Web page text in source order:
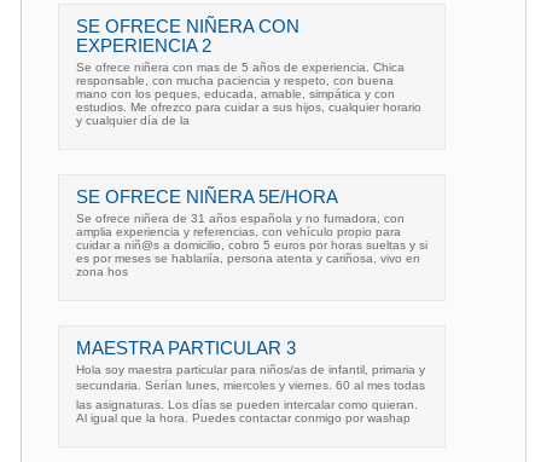
SE OFRECE NIÑERA CON
EXPERIENCIA 2
Se ofrece niñera con mas de 5 años de experiencia. Chica
responsable, con mucha paciencia y respeto, con buena
mano con los peques, educada, amable, simpática y con
estudios. Me ofrezco para cuidar a sus hijos, cualquier horario
y cualquier día de la
SE OFRECE NIÑERA 5E/HORA
Se ofrece niñera de 31 años española y no fumadora, con
amplia experiencia y referencias, con vehículo propio para
cuidar a niñ@s a domicilio, cobro 5 euros por horas sueltas y si
es por meses se hablariía, persona atenta y cariñosa, vivo en
zona hos
MAESTRA PARTICULAR 3
Hola soy maestra particular para niños/as de infantil, primaria y
secundaria. Serían lunes, miercoles y viernes. 60 al mes todas
las asignaturas. Los días se pueden intercalar como quieran.
Al igual que la hora. Puedes contactar conmigo por washap